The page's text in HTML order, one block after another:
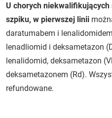
U chorych
szpiku, w pierwszej linii
daratumabem i
lenadliomid i deksametazon
lenalidomid, deksametazon
deksametazonem (Rd).
refundowane.